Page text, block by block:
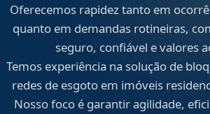
Oferecemos rapidez tanto em
quanto em demandas rotineiras,
seguro, confiável e valores
Temos experiência na solução de
redes de esgoto em imóveis
Nosso foco é garantir agilidade,